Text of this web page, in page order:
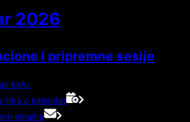
2026
i pripremne sesije
kafu.
trka u kalendar
email-a